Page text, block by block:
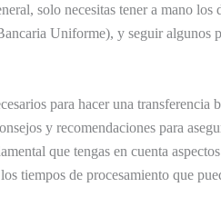
solo necesitas tener a mano los
Uniforme), y seguir algunos
para hacer una transferencia
y recomendaciones para
que tengas en cuenta
tiempos de procesamiento que